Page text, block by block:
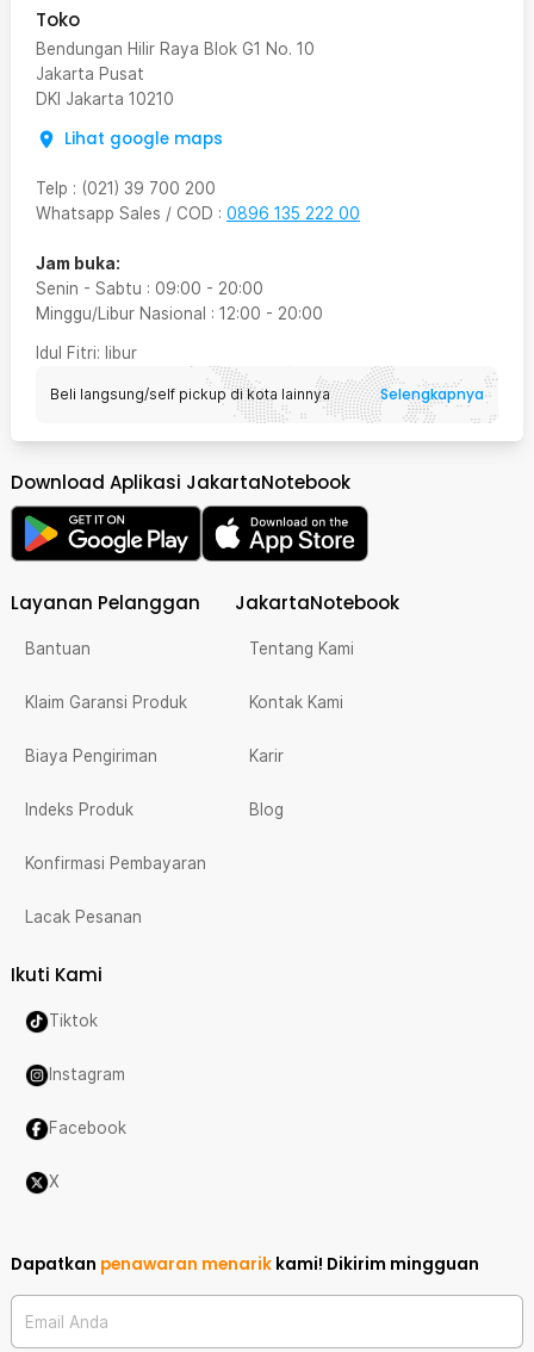
Toko
Bendungan Hilir Raya Blok G1 No. 10
Jakarta Pusat
DKI Jakarta 10210
Lihat google maps
Telp : (021) 39 700 200
Whatsapp Sales / COD : 0896 135 222 00
Jam buka:
Senin - Sabtu : 09:00 - 20:00
Minggu/Libur Nasional : 12:00 - 20:00
Idul Fitri: libur
Beli langsung/self pickup di kota lainnya Selengkapnya
Download Aplikasi JakartaNotebook
Layanan Pelanggan
Bantuan
Klaim Garansi Produk
Biaya Pengiriman
Indeks Produk
Konfirmasi Pembayaran
Lacak Pesanan
JakartaNotebook
Tentang Kami
Kontak Kami
Karir
Blog
Ikuti Kami
Tiktok
Instagram
Facebook
X
Dapatkan penawaran menarik kami! Dikirim mingguan
Email Anda